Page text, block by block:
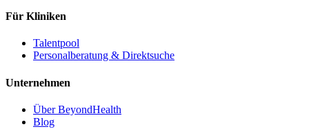
Für Kliniken
Talentpool
Personalberatung & Direktsuche
Unternehmen
Über BeyondHealth
Blog